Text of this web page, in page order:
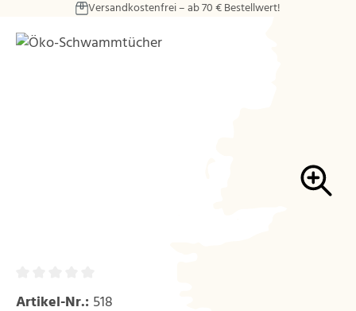
Zum Hauptinhalt springenVersandkostenfrei – ab 70 € Bestellwert!
Bildergalerie überspringen
Artikel-Nr.: 518